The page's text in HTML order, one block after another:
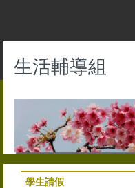
內生活輔導組
學生請假